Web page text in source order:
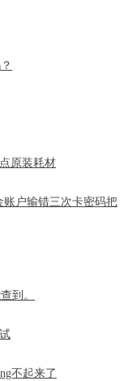
原装耗材
账户输错三次卡密码把
到。
不起来了